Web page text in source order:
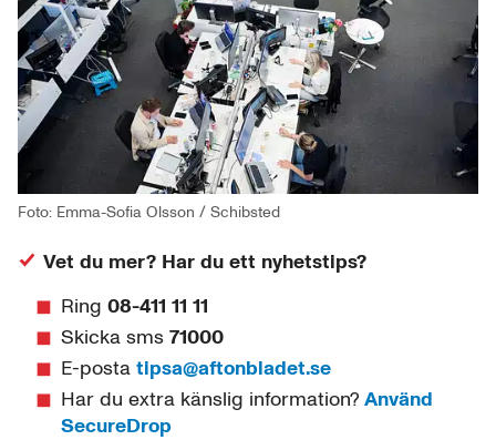
Foto: Emma-Sofia Olsson / Schibsted
Vet du mer? Har du ett nyhetstips?
Ring 08-411 11 11
Skicka sms 71000
E-posta tipsa@aftonbladet.se
Har du extra känslig information? Använd
SecureDrop